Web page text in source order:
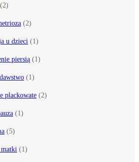
(2)
(2)
u dzieci (1)
piersią (1)
(1)
plackowate (2)
(1)
(5)
(1)